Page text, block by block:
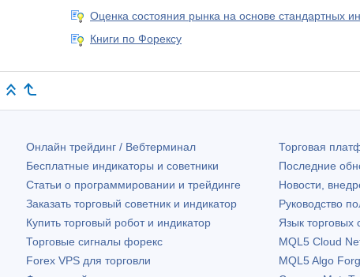
Оценка состояния рынка на основе стандартных
Книги по Форексу
Онлайн трейдинг / Вебтерминал
Бесплатные индикаторы и советники
Статьи о программировании и трейдинге
Заказать торговый советник и индикатор
Купить торговый робот и индикатор
Торговые сигналы форекс
Forex VPS для торговли
Торговая
Последние
Новости,
Руководство
Язык торговых
MQL5 Cloud
MQL5 Algo